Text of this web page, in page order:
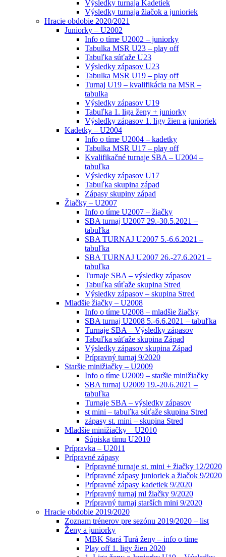
Výsledky turnaja Kadetiek
Výsledky turnaja žiačok a junioriek
Hracie obdobie 2020/2021
Juniorky – U2002
Info o tíme U2002 – juniorky
Tabulka MSR U23 – play off
Tabuľka súťaže U23
Výsledky zápasov U23
Tabulka MSR U19 – play off
Turnaj U19 – kvalifikácia na MSR –
tabulka
Výsledky zápasov U19
Tabuľka 1. liga ženy + juniorky
Výsledky zápasov 1. ligy žien a junioriek
Kadetky – U2004
Info o tíme U2004 – kadetky
Tabulka MSR U17 – play off
Kvalifikačné turnaje SBA – U2004 –
tabuľka
Výsledky zápasov U17
Tabuľka skupina západ
Zápasy skupiny západ
Žiačky – U2007
Info o tíme U2007 – žiačky
SBA turnaj U2007 29.-30.5.2021 –
tabuľka
SBA TURNAJ U2007 5.-6.6.2021 –
tabuľka
SBA TURNAJ U2007 26.-27.6.2021 –
tabuľka
Turnaje SBA – výsledky zápasov
Tabuľka súťaže skupina Stred
Výsledky zápasov – skupina Stred
Mladšie žiačky – U2008
Info o tíme U2008 – mladšie žiačky
SBA turnaj U2008 5.-6.6.2021 – tabuľka
Turnaje SBA – Výsledky zápasov
Tabuľka súťaže skupina Západ
Výsledky zápasov skupina Západ
Prípravný turnaj 9/2020
Staršie minižiačky – U2009
Info o tíme U2009 – staršie minižiačky
SBA turnaj U2009 19.-20.6.2021 –
tabuľka
Turnaje SBA – výsledky zápasov
st mini – tabuľka súťaže skupina Stred
zápasy st. mini – skupina Stred
Mladšie minižiačky – U2010
Súpiska tímu U2010
Prípravka – U2011
Prípravné zápasy
Prípravné turnaje st. mini + žiačky 12/2020
Prípravné zápasy junioriek a žiačok 9/2020
Prípravné zápasy kadetiek 9/2020
Prípravný turnaj ml žiačky 9/2020
Prípravný turnaj starších mini 9/2020
Hracie obdobie 2019/2020
Zoznam trénerov pre sezónu 2019/2020 – list
Ženy a juniorky
MBK Stará Turá ženy – info o tíme
Play off 1. ligy žien 2020